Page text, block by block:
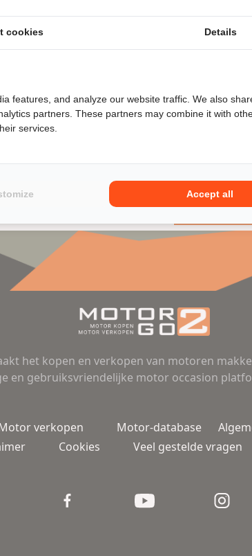
het kopen en verkopen van motoren
en gebruiksvriendelijke motor occasion
verkopen Motor-database
Cookies Veel gestelde vragen
cookies Details
features, and analyze our website traffic. We also
partners. These partners may combine it with
services.
Accept all